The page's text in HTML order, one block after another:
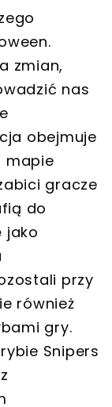
zmian,
nas
obejmuje
mapie
gracze
do
jako
przy
również
gry.
Snipers